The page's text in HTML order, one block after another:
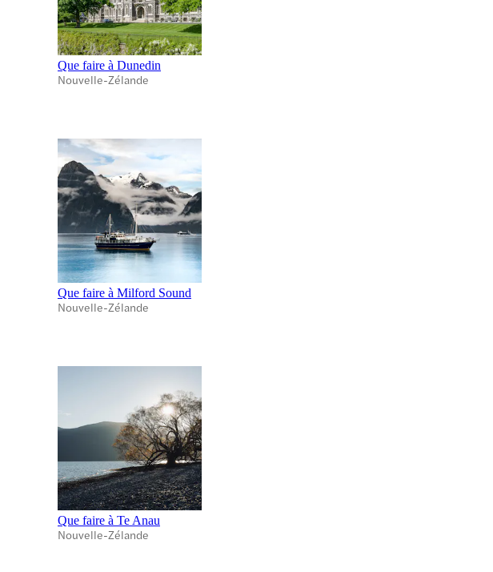
Que faire à Dunedin
Nouvelle-Zélande
Que faire à Milford Sound
Nouvelle-Zélande
Que faire à Te Anau
Nouvelle-Zélande